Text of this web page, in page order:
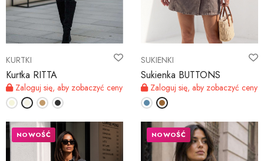
KURTKI
Kurtka RITTA
Zaloguj się, aby zobaczyć ceny
SUKIENKI
Sukienka BUTTONS
Zaloguj się, aby zobaczyć ceny
NOWOŚĆ NOWOŚĆ